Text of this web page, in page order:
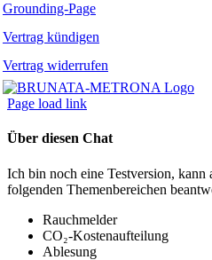
Grounding-Page
Vertrag kündigen
Vertrag widerrufen
Page load link
Über diesen Chat
Ich bin noch eine Testversion, kann
folgenden Themenbereichen
Rauchmelder
CO₂-Kostenaufteilung
Ablesung